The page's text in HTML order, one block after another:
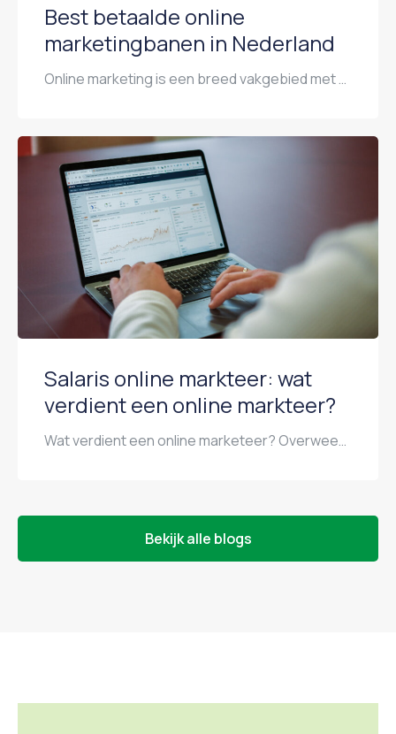
Best betaalde online
marketingbanen in Nederland
Online marketing is een breed vakgebied met allerlei specialisaties. Niet alle functies bieden dezelfde beloningen. In dit artikel belichten we de best betaalde rollen binnen online marketing in Nederland in 2026. Digital Marketing Manager Als Digital Marketing Manager zit je aan het strategische roer van marketingcampagnes en draag je verantwoordelijkheid voor budgetten, ROI en resultaat. […]
Salaris online markteer: wat
verdient een online markteer?
Wat verdient een online marketeer? Overweeg je een carrière als online marketeer of ben je benieuwd of jouw huidige salaris marktconform is? In dit artikel duiken we in de salarissen van online marketeers in Nederland. Wat kun je verwachten als starter, wat verdien je als senior, en welke factoren spelen een rol bij het bepalen […]
Bekijk alle blogs